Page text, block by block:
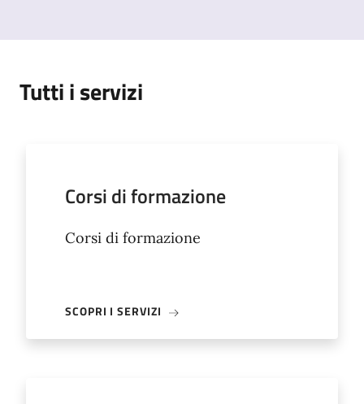
Tutti i servizi
Corsi di formazione
Corsi di formazione
SCOPRI I SERVIZI